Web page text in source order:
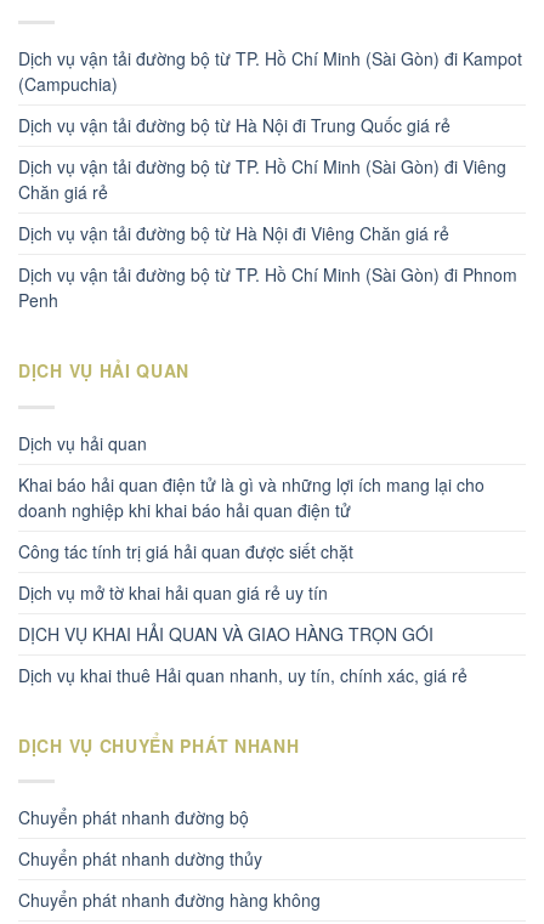
Dịch vụ vận tải đường bộ từ TP. Hồ Chí Minh (Sài Gòn) đi Kampot
(Campuchia)
Dịch vụ vận tải đường bộ từ Hà Nội đi Trung Quốc giá rẻ
Dịch vụ vận tải đường bộ từ TP. Hồ Chí Minh (Sài Gòn) đi Viêng
Chăn giá rẻ
Dịch vụ vận tải đường bộ từ Hà Nội đi Viêng Chăn giá rẻ
Dịch vụ vận tải đường bộ từ TP. Hồ Chí Minh (Sài Gòn) đi Phnom
Penh
DỊCH VỤ HẢI QUAN
Dịch vụ hải quan
Khai báo hải quan điện tử là gì và những lợi ích mang lại cho
doanh nghiệp khi khai báo hải quan điện tử
Công tác tính trị giá hải quan được siết chặt
Dịch vụ mở tờ khai hải quan giá rẻ uy tín
DỊCH VỤ KHAI HẢI QUAN VÀ GIAO HÀNG TRỌN GÓI
Dịch vụ khai thuê Hải quan nhanh, uy tín, chính xác, giá rẻ
DỊCH VỤ CHUYỂN PHÁT NHANH
Chuyển phát nhanh đường bộ
Chuyển phát nhanh dường thủy
Chuyển phát nhanh đường hàng không